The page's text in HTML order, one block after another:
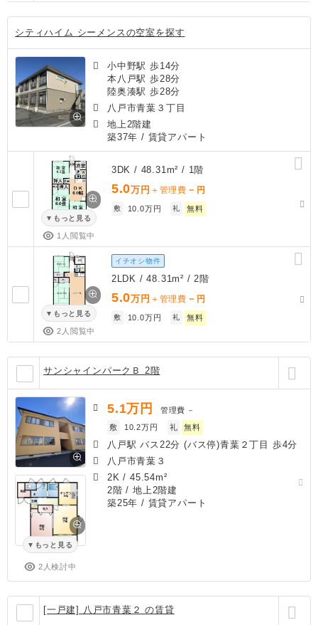
シティハイム シーメンスの空室を探す
小中野駅 歩14分
本八戸駅 歩28分
陸奥湊駅 歩28分
八戸市青葉３丁目
地上2階建
築37年 / 賃貸アパート
もっと見る
1人閲覧中
3DK / 48.31m² / 1階
5.0万円 ＋管理費 － 円
敷 10.0万円 礼 無料
もっと見る
2人閲覧中
イチオシ物件
2LDK / 48.31m² / 2階
5.0万円 ＋管理費 － 円
敷 10.0万円 礼 無料
サンシャインパークＢ 2階
もっと見る
2人検討中
5.1万円 管理費 －
敷
10.2万円 礼 無料
八戸駅 バス22分 (バス停)青葉２丁目 歩4分
八戸市青葉３
2K /45.54m²
2階 / 地上2階建
築25年 / 賃貸アパート
[一戸建] 八戸市青葉２ の賃貸